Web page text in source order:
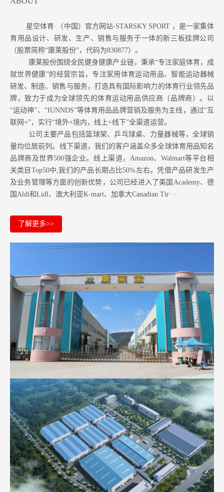
星空体育·（中国）官方网站-STARSKY SPORT ，是一家集体
育用品设计、研发、生产、销售与服务于一体的新三板挂牌公司
（股票简称“康莱股份”，代码为830877）。
康莱股份围绕全民健身健康产业链，秉承“专注家庭体育，成
就世界健康”的经营宗旨，专注家用体育运动用品、智能运动器械
研发、制造、销售与服务，打造具有国际影响力的体育行业领先品
牌，致力于成为全球领先的体育运动用品供应商（品牌商）。以
“运动神”、“IUNNDS”等体育用品品牌营销及服务为主线，通过“互
联网+”，实行“境外+境内，线上+线下”全渠道运营。
公司主要产品包括篮球架、乒乓球桌、力量器械等，全球销
量均位居前列。 线下渠道，我们的客户涵盖众多全球体育用品知名
品牌商及世界500强企业。 线上渠道，Amazon、Walmart等平台相
关类目Top50中,我们的产品长期占比50%左右。凭借产品研发生产
及业务管理等方面的创新优势，公司已经进入了美国Academy、德
国Aldi和Lidl、澳大利亚K-mart、加拿大Canadian Tir···
了解更多>>